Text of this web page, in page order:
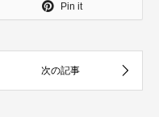
Pin it